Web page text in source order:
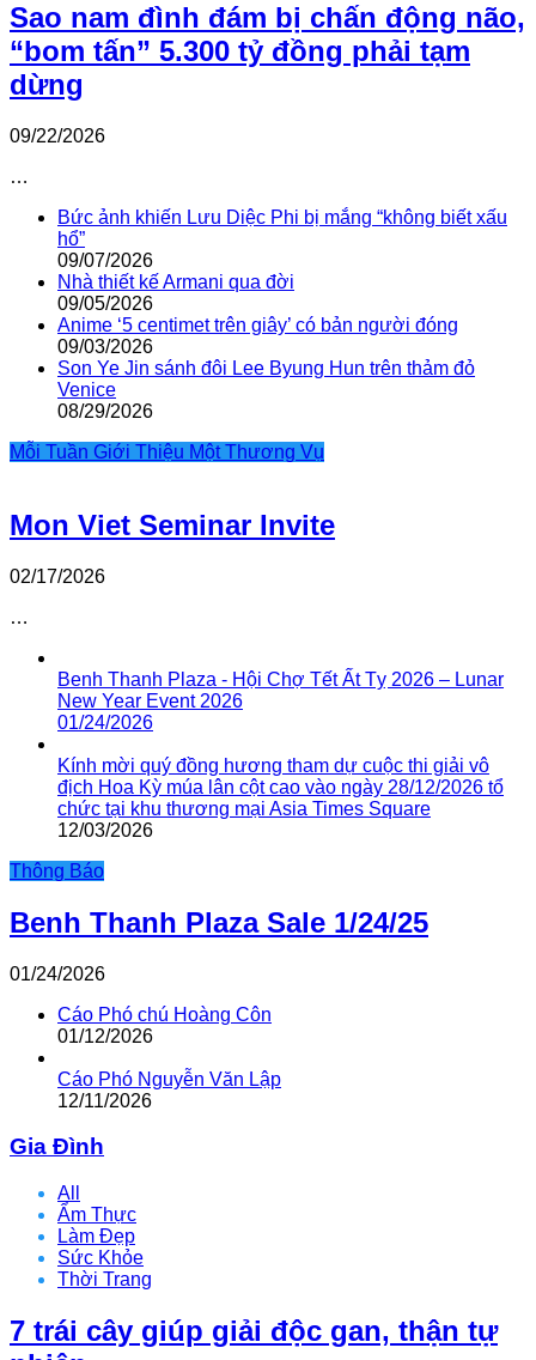
Sao nam đình đám bị chấn động não,
“bom tấn” 5.300 tỷ đồng phải tạm
dừng
09/22/2026
…
Bức ảnh khiến Lưu Diệc Phi bị mắng “không biết xấu
hổ”
09/07/2026
Nhà thiết kế Armani qua đời
09/05/2026
Anime ‘5 centimet trên giây’ có bản người đóng
09/03/2026
Son Ye Jin sánh đôi Lee Byung Hun trên thảm đỏ
Venice
08/29/2026
Mỗi Tuần Giới Thiệu Một Thương Vụ
Mon Viet Seminar Invite
02/17/2026
…
Benh Thanh Plaza - Hội Chợ Tết Ất Tỵ 2026 – Lunar
New Year Event 2026
01/24/2026
Kính mời quý đồng hương tham dự cuộc thi giải vô
địch Hoa Kỳ múa lân cột cao vào ngày 28/12/2026 tổ
chức tại khu thương mại Asia Times Square
12/03/2026
Thông Báo
Benh Thanh Plaza Sale 1/24/25
01/24/2026
Cáo Phó chú Hoàng Côn
01/12/2026
Cáo Phó Nguyễn Văn Lập
12/11/2026
Gia Đình
All
Ẩm Thực
Làm Đẹp
Sức Khỏe
Thời Trang
7 trái cây giúp giải độc gan, thận tự